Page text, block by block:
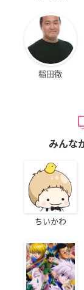
稲田徹
みんな
ちいかわ